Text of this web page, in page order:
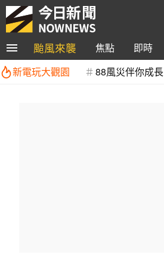
颱風來襲 焦點 即時
新電玩大觀園
88風災伴你成長